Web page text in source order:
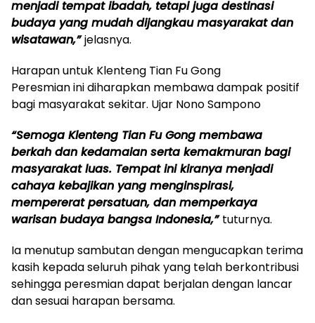
menjadi tempat ibadah, tetapi juga destinasi
budaya yang mudah dijangkau masyarakat dan
wisatawan,” jelasnya.
Harapan untuk Klenteng Tian Fu Gong
Peresmian ini diharapkan membawa dampak positif
bagi masyarakat sekitar. Ujar Nono Sampono
“Semoga Klenteng Tian Fu Gong membawa
berkah dan kedamaian serta kemakmuran bagi
masyarakat luas. Tempat ini kiranya menjadi
cahaya kebajikan yang menginspirasi,
mempererat persatuan, dan memperkaya
warisan budaya bangsa Indonesia,” tuturnya.
Ia menutup sambutan dengan mengucapkan terima
kasih kepada seluruh pihak yang telah berkontribusi
sehingga peresmian dapat berjalan dengan lancar
dan sesuai harapan bersama.